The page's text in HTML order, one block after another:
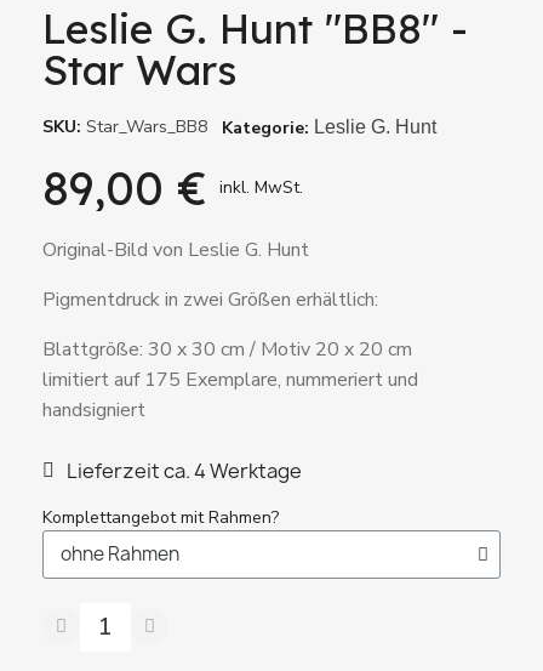
Leslie G. Hunt "BB8" -
Star Wars
SKU Star_Wars_BB8 Kategorie Leslie G. Hunt
89,00 € inkl. MwSt.
Original-Bild von Leslie G. Hunt
Pigmentdruck in zwei Größen erhältlich:
Blattgröße: 30 x 30 cm / Motiv 20 x 20 cm
limitiert auf 175 Exemplare, nummeriert und
handsigniert
Lieferzeit ca. 4 Werktage
Komplettangebot mit Rahmen?